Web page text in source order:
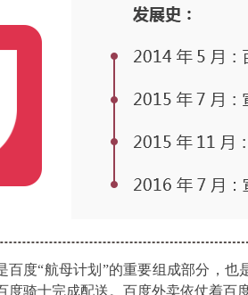
百度“航母计划”的重要组成部分，
度骑士完成配送。百度外卖依仗着百